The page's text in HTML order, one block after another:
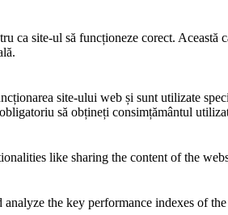
ca site-ul să funcționeze corect.
site-ului web și sunt utilizate
să obțineți consimțământul
like sharing the content of the
analyze the key performance indexes of